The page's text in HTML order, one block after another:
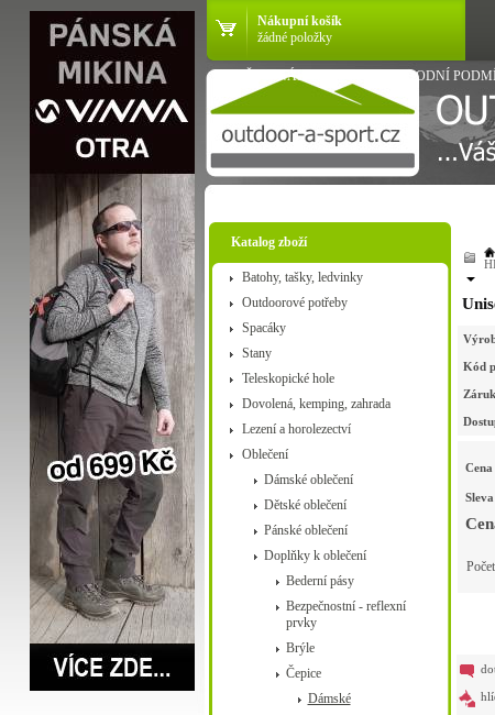
Nákupní košík
žádné položky
VŠE O NÁKUPU OBCHODNÍ
Katalog zboží
Batohy, tašky, ledvinky
Outdoorové potřeby
Spacáky
Stany
Teleskopické hole
Dovolená, kemping, zahrada
Lezení a horolezectví
Oblečení
Dámské oblečení
Dětské oblečení
Pánské oblečení
Doplňky k oblečení
Bederní pásy
Bezpečnostní - reflexní
prvky
Brýle
Čepice
Dámské
Kód
Sleva